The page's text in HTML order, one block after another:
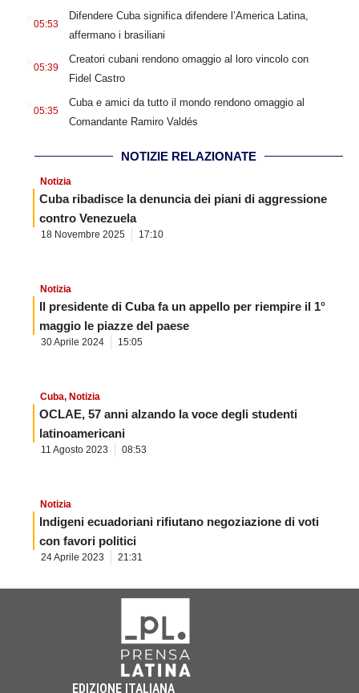
05:53
Difendere Cuba significa difendere l’America Latina,
affermano i brasiliani
05:39
Creatori cubani rendono omaggio al loro vincolo con
Fidel Castro
05:35
Cuba e amici da tutto il mondo rendono omaggio al
Comandante Ramiro Valdés
NOTIZIE RELAZIONATE
Notizia
Cuba ribadisce la denuncia dei piani di aggressione
contro Venezuela
18 Novembre 2025 17:10
Notizia
Il presidente di Cuba fa un appello per riempire il 1°
maggio le piazze del paese
30 Aprile 2024 15:05
Cuba, Notizia
OCLAE, 57 anni alzando la voce degli studenti
latinoamericani
11 Agosto 2023 08:53
Notizia
Indigeni ecuadoriani rifiutano negoziazione di voti
con favori politici
24 Aprile 2023 21:31
EDIZIONE ITALIANA